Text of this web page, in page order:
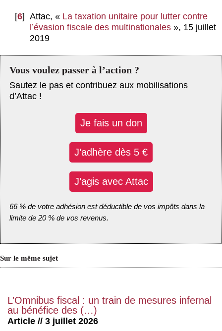
[6] Attac, « La taxation unitaire pour lutter contre
l’évasion fiscale des multinationales », 15 juillet
2019
Vous voulez passer à l’action ?
Sautez le pas et contribuez aux mobilisations
d’Attac !
Je fais un don
J’adhère dès 5 €
J’agis avec Attac
66 % de votre adhésion est déductible de vos impôts dans la
limite de 20 % de vos revenus.
Sur le même sujet
L’Omnibus fiscal : un train de mesures infernal
au bénéfice des (…)
Article // 3 juillet 2026